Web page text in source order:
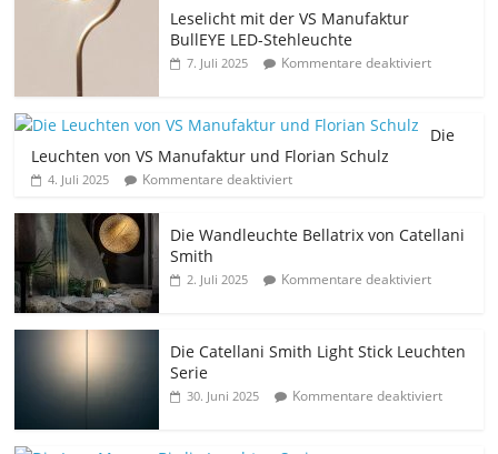
Leselicht mit der VS Manufaktur
BullEYE LED-Stehleuchte
7. Juli 2025 Kommentare deaktiviert
Die
Leuchten von VS Manufaktur und Florian Schulz
4. Juli 2025 Kommentare deaktiviert
Die Wandleuchte Bellatrix von Catellani
Smith
2. Juli 2025 Kommentare deaktiviert
Die Catellani Smith Light Stick Leuchten
Serie
30. Juni 2025 Kommentare deaktiviert